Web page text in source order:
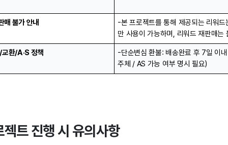
매 불가 안내
-본 프로젝트를 통해 제공되는 리워
만 사용이 가능하며, 리워드 재판매는
환/A·S 정책
-단순변심 환불: 배송완료 후 7일 이
주체 / AS 가능 여부 명시 필요)
트 진행 시 유의사항